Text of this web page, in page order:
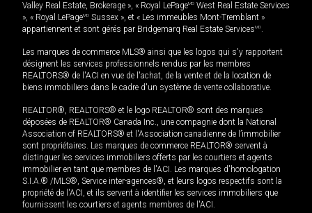
Valley Real Estate, Brokerage », « Royal LePageMD West Real Estate Services
», « Royal LePageMD Sussex », et « Les immeubles Mont-Tremblant »
appartiennent et sont gérés par Bridgemarq Real Estate ServicesMD.
Les marques de commerce MLS® ainsi que les logos qui s'y rapportent
désignent les services professionnels rendus par les membres
REALTORS® de l'ACI en vue de l'achat, de la vente et de la location de
biens immobiliers dans le cadre d'un système de vente collaborative.
REALTOR®, REALTORS® et le logo REALTOR® sont des marques
déposées de REALTOR® Canada Inc., une compagnie dont la National
Association of REALTORS® et l'Association canadienne de l’immobilier
sont propriétaires. Les marques de commerce REALTOR® servent à
distinguer les services immobiliers offerts par les courtiers et agents
immobilier en tant que membres de l'ACI. Les marques d'homologation
S.I.A.® /MLS®, Service inter-agences®, et leurs logos respectifs sont la
propriété de l'ACI, et ils servent à identifier les services immobiliers que
fournissent les courtiers et agents membres de l'ACI.